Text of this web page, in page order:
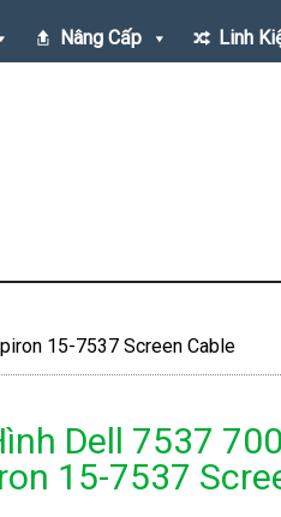
Nâng Cấp Linh
15-7537 Screen Cable
Dell 7537
15-7537